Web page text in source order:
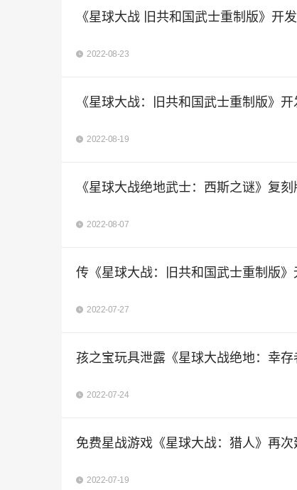
《星球大战 旧共和国武士重制版》开
2022-08-23
《星球大战：旧共和国武士重制版》
2022-08-19
《星球大战绝地武士：西斯之谜》复
2022-08-07
传《星球大战：旧共和国武士重制版》
2022-07-27
孩之宝玩具泄露《星球大战绝地：幸存
2022-07-24
免费星战游戏《星球大战：猎人》再次
2022-07-19